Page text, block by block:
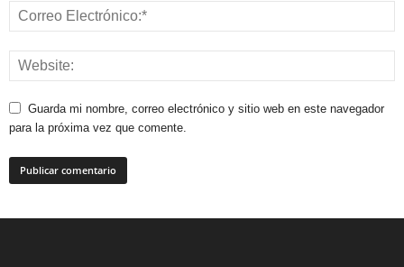
Guarda mi nombre, correo electrónico y sitio web en este navegador
para la próxima vez que comente.